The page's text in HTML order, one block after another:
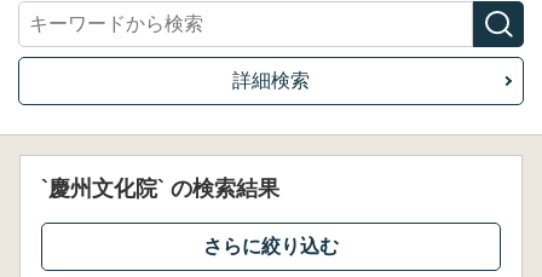
詳細検索
`慶州文化院` の検索結果